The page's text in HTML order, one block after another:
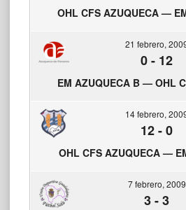
OHL CFS AZUQUECA —
21 febrero,
0- 12
EM AZUQUECA B — OHL
14 febrero,
12-0
OHL CFS AZUQUECA —
7 febrero, 2009
3-3